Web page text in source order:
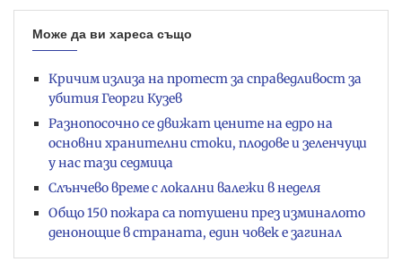
Може да ви хареса също
Кричим излиза на протест за справедливост за
убития Георги Кузев
Разнопосочно се движат цените на едро на
основни хранителни стоки, плодове и зеленчуци
у нас тази седмица
Слънчево време с локални валежи в неделя
Общо 150 пожара са потушени през изминалото
денонощие в страната, един човек е загинал